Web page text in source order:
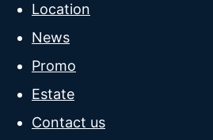
Location
News
Promo
Estate
Contact us